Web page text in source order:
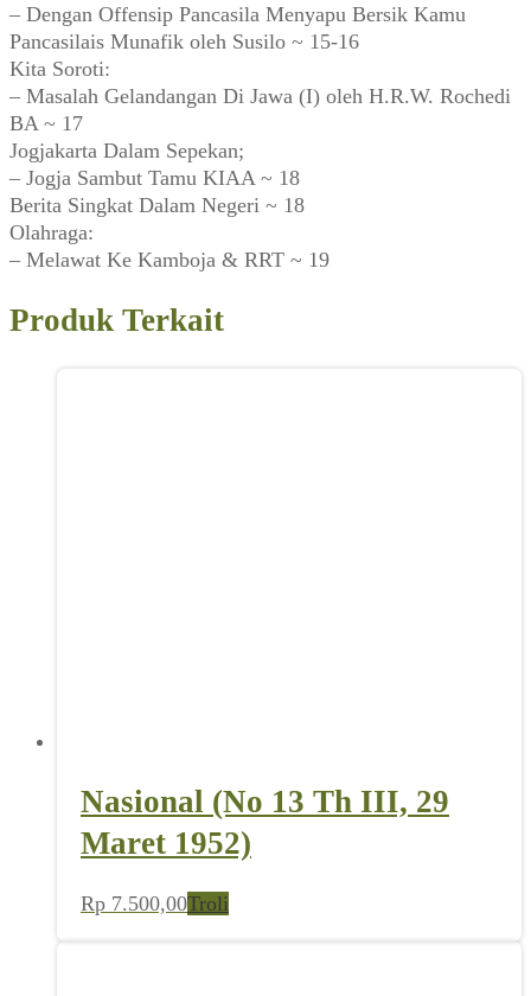
– Dengan Offensip Pancasila Menyapu Bersik Kamu
Pancasilais Munafik oleh Susilo ~ 15-16
Kita Soroti:
– Masalah Gelandangan Di Jawa (I) oleh H.R.W. Rochedi
BA ~ 17
Jogjakarta Dalam Sepekan;
– Jogja Sambut Tamu KIAA ~ 18
Berita Singkat Dalam Negeri ~ 18
Olahraga:
– Melawat Ke Kamboja & RRT ~ 19
Produk Terkait
Nasional (No 13 Th III, 29
Maret 1952)
Rp 7.500,00Troli